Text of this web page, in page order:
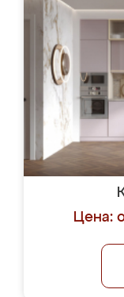
Цена: